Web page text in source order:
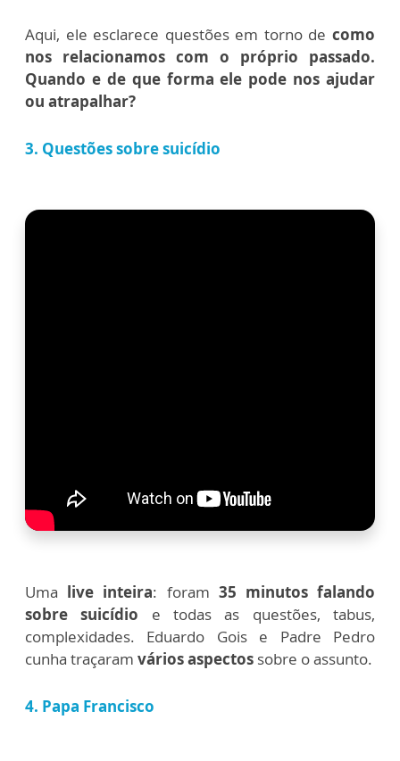
Aqui, ele esclarece questões em torno de como
nos relacionamos com o próprio passado.
Quando e de que forma ele pode nos ajudar
ou atrapalhar?
3. Questões sobre suicídio
Uma live inteira: foram 35 minutos falando
sobre suicídio e todas as questões, tabus,
complexidades. Eduardo Gois e Padre Pedro
cunha traçaram vários aspectos sobre o assunto.
4. Papa Francisco